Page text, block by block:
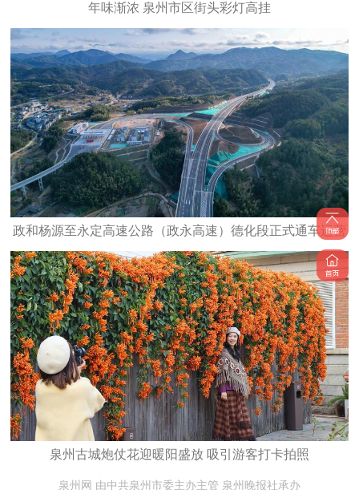
年味渐浓 泉州市区街头彩灯高挂
政和杨源至永定高速公路（政永高速）德化段正式通车运营
泉州古城炮仗花迎暖阳盛放 吸引游客打卡拍照
泉州网 由中共泉州市委主办主管 泉州晚报社承办